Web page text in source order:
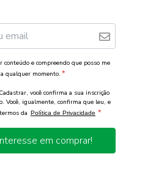
conteúdo e compreendo que posso me
qualquer momento. *
você confirma a sua inscrição
Você, igualmente, confirma que leu, e
da Política de Privacidade *
em comprar!